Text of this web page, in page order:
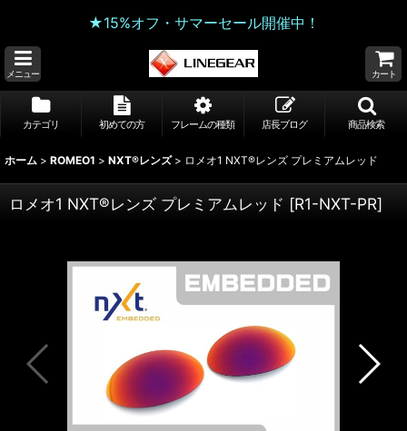
★15%オフ・サマーセール開催中！
メニュー カート
カテゴリ 初めての方 フレームの種類 店長ブログ 商品検索
ホーム > ROMEO1 > NXT®レンズ > ロメオ1 NXT®レンズ プレミアムレッド
ロメオ1 NXT®レンズ プレミアムレッド [R1-NXT-PR]